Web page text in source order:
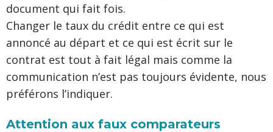
document qui fait fois.
Changer le taux du crédit entre ce qui est
annoncé au départ et ce qui est écrit sur le
contrat est tout à fait légal mais comme la
communication n’est pas toujours évidente, nous
préférons l’indiquer.
Attention aux faux comparateurs